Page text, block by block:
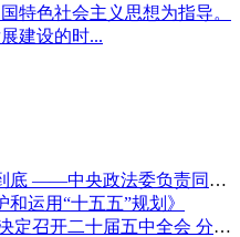
特色社会主义思想为指导。
建设的时...
坚定不移与黑恶势力斗争到底 ——中央政法委负责同志就开展深化扫黑除恶专项斗争有关问题答记者问
运用“十五五”规划》
中共中央政治局召开会议 决定召开二十届五中全会 分析研究当前经济形势和经济工作 中共中央总书记习近平主持会议